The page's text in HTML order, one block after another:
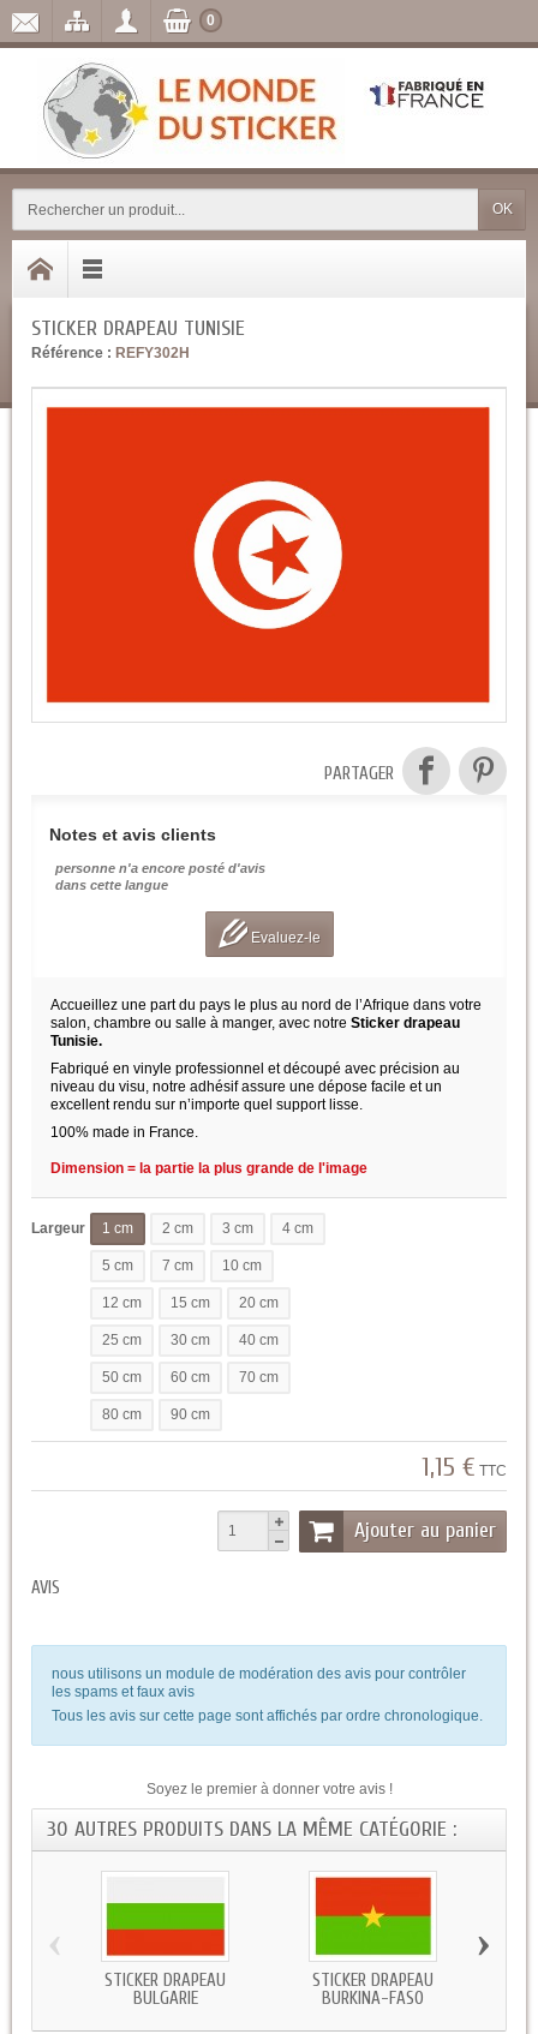
OK
0
STICKER DRAPEAU TUNISIE
Référence : REFY302H
PARTAGER
Notes et avis clients
personne n'a encore posté d'avis
dans cette langue
Evaluez-le
Accueillez une part du pays le plus au nord de l’Afrique dans votre
salon, chambre ou salle à manger, avec notre Sticker drapeau
Tunisie.
Fabriqué en vinyle professionnel et découpé avec précision au
niveau du visu, notre adhésif assure une dépose facile et un
excellent rendu sur n’importe quel support lisse.
100% made in France.
Dimension = la partie la plus grande de l'image
Largeur 1 cm 2 cm 3 cm 4 cm
5 cm 7 cm 10 cm
12 cm 15 cm 20 cm
25 cm 30 cm 40 cm
50 cm 60 cm 70 cm
80 cm 90 cm
1,15 € TTC
Ajouter au panier
AVIS
nous utilisons un module de modération des avis pour contrôler
les spams et faux avis
Tous les avis sur cette page sont affichés par ordre chronologique.
Soyez le premier à donner votre avis !
30 AUTRES PRODUITS DANS LA MÊME CATÉGORIE :
STICKER DRAPEAU
BULGARIE
STICKER DRAPEAU
BURKINA-FASO
‹ ›